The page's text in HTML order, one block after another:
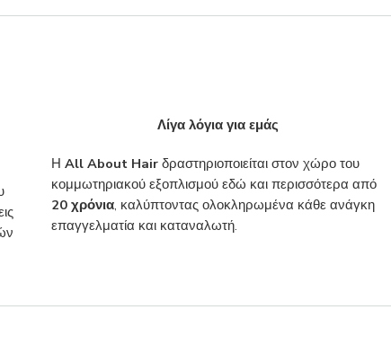
Λίγα λόγια για εμάς
Η All About Hairδραστηριοποιείται στον χώρο του
κομμωτηριακού εξοπλισμού εδώ και περισσότερα από
20 χρόνια, καλύπτοντας ολοκληρωμένα κάθε ανάγκη
επαγγελματία και καταναλωτή.